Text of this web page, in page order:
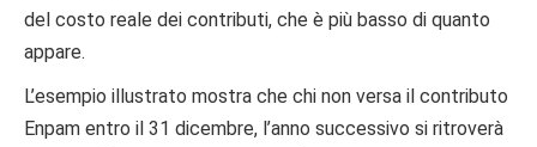
del costo reale dei contributi, che è più basso di quanto
appare.
L’esempio illustrato mostra che chi non versa il contributo
Enpam entro il 31 dicembre, l’anno successivo si ritroverà